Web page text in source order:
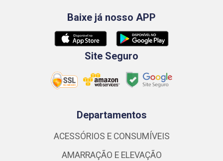
Baixe já nosso APP
Site Seguro
Departamentos
ACESSÓRIOS E CONSUMÍVEIS
AMARRAÇÃO E ELEVAÇÃO